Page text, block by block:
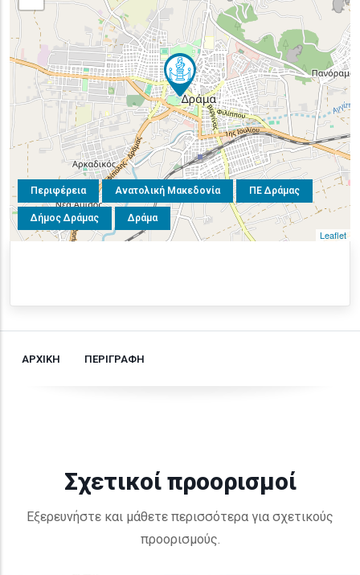
Περιφέρεια Ανατολική Μακεδονία ΠΕ Δράμας
Δήμος Δράμας Δράμα
Leaflet
ΑΡΧΙΚΗ ΠΕΡΙΓΡΑΦΗ
Σχετικοί προορισμοί
Εξερευνήστε και μάθετε περισσότερα για σχετικούς
προορισμούς.